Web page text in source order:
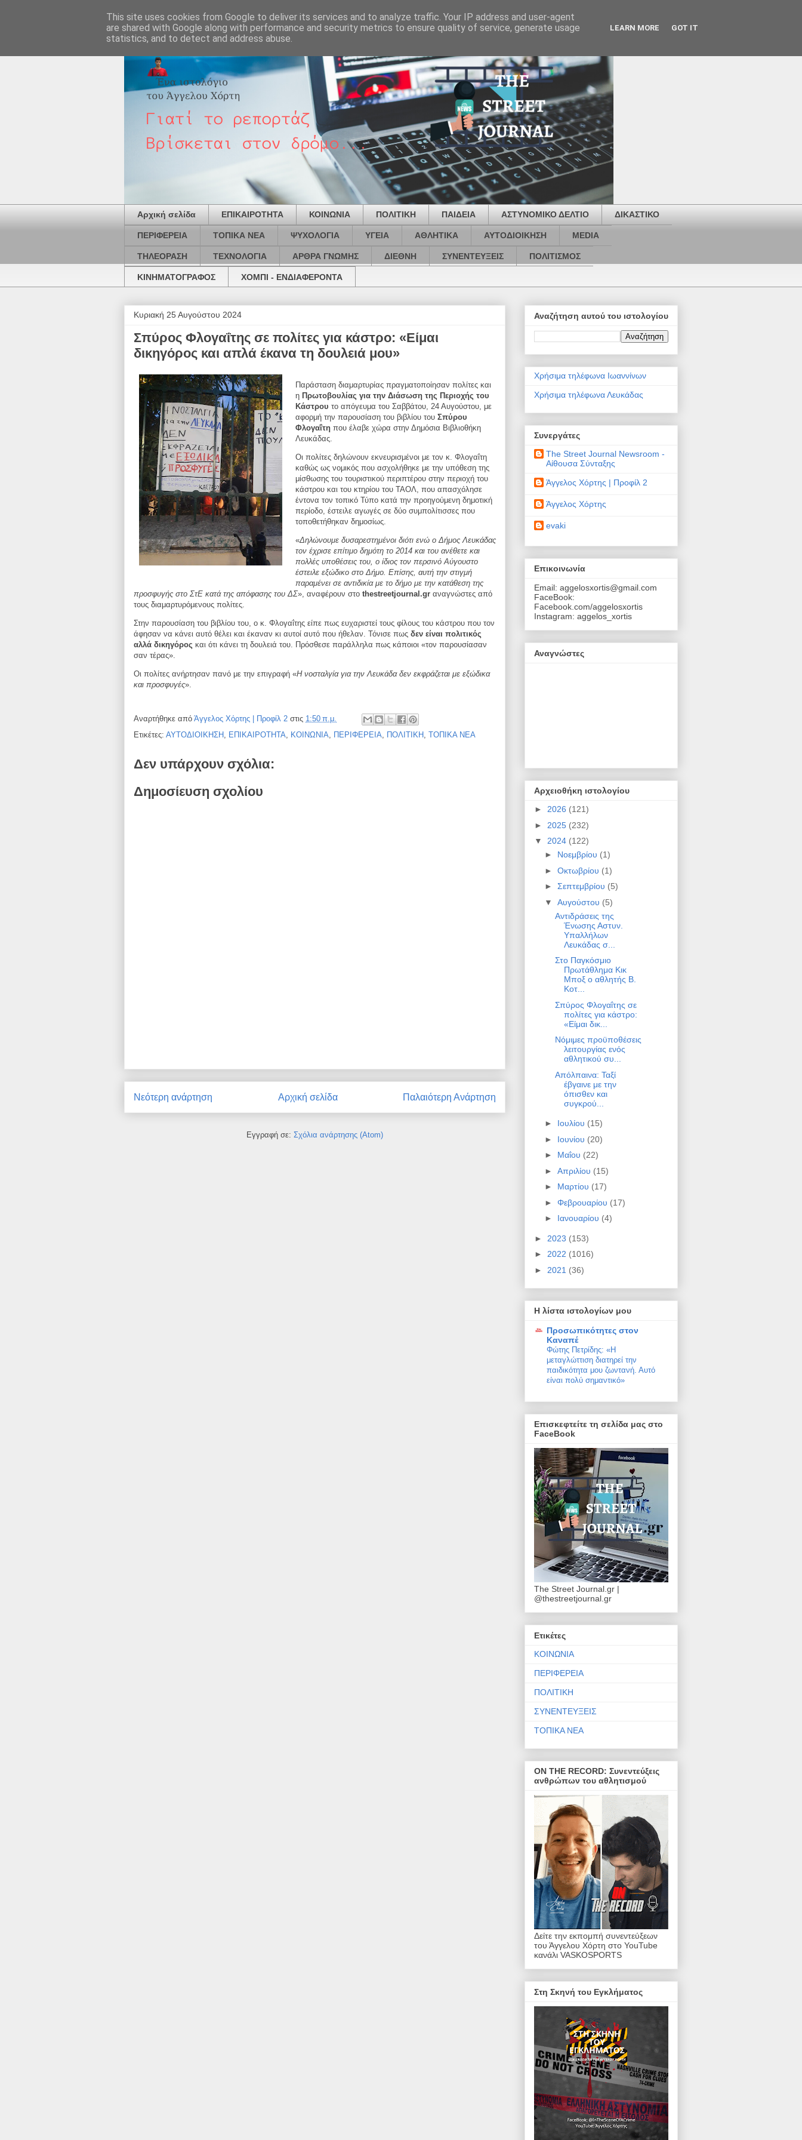
Αρχική σελίδα ΕΠΙΚΑΙΡΟΤΗΤΑ ΚΟΙΝΩΝΙΑ ΠΟΛΙΤΙΚΗ ΠΑΙΔΕΙΑ ΑΣΤΥΝΟΜΙΚΟ ΔΕΛΤΙΟ ΔΙΚΑΣΤΙΚΟ
ΠΕΡΙΦΕΡΕΙΑ ΤΟΠΙΚΑ ΝΕΑ ΨΥΧΟΛΟΓΙΑ ΥΓΕΙΑ ΑΘΛΗΤΙΚΑ ΑΥΤΟΔΙΟΙΚΗΣΗ MEDIA
ΤΗΛΕΟΡΑΣΗ ΤΕΧΝΟΛΟΓΙΑ ΑΡΘΡΑ ΓΝΩΜΗΣ ΔΙΕΘΝΗ ΣΥΝΕΝΤΕΥΞΕΙΣ ΠΟΛΙΤΙΣΜΟΣ
ΚΙΝΗΜΑΤΟΓΡΑΦΟΣ ΧΟΜΠΙ - ΕΝΔΙΑΦΕΡΟΝΤΑ
Κυριακή 25 Αυγούστου 2024
Σπύρος Φλογαΐτης σε πολίτες για κάστρο: «Είμαι
δικηγόρος και απλά έκανα τη δουλειά μου»
Παράσταση διαμαρτυρίας πραγματοποίησαν πολίτες και
η Πρωτοβουλίας για την Διάσωση της Περιοχής του
Κάστρου το απόγευμα του Σαββάτου, 24 Αυγούστου, με
αφορμή την παρουσίαση του βιβλίου του Σπύρου
Φλογαΐτη που έλαβε χώρα στην Δημόσια Βιβλιοθήκη
Λευκάδας.
Οι πολίτες δηλώνουν εκνευρισμένοι με τον κ. Φλογαΐτη
καθώς ως νομικός που ασχολήθηκε με την υπόθεση της
μίσθωσης του τουριστικού περιπτέρου στην περιοχή του
κάστρου και του κτηρίου του ΤΑΟΛ, που απασχόλησε
έντονα τον τοπικό Τύπο κατά την προηγούμενη δημοτική
περίοδο, έστειλε αγωγές σε δύο συμπολίτισσες που
τοποθετήθηκαν δημοσίως.
«Δηλώνουμε δυσαρεστημένοι διότι ενώ ο Δήμος Λευκάδας
τον έχρισε επίτιμο δημότη το 2014 και του ανέθετε και
πολλές υποθέσεις του, ο ίδιος τον περσινό Αύγουστο
έστειλε εξώδικο στο Δήμο. Επίσης, αυτή την στιγμή
παραμένει σε αντιδικία με το δήμο με την κατάθεση της
προσφυγής στο ΣτΕ κατά της απόφασης του ΔΣ», αναφέρουν στο thestreetjournal.gr αναγνώστες από
τους διαμαρτυρόμενους πολίτες.
Στην παρουσίαση του βιβλίου του, ο κ. Φλογαΐτης είπε πως ευχαριστεί τους φίλους του κάστρου που τον
άφησαν να κάνει αυτό θέλει και έκαναν κι αυτοί αυτό που ήθελαν. Τόνισε πως δεν είναι πολιτικός
αλλά δικηγόρος και ότι κάνει τη δουλειά του. Πρόσθεσε παράλληλα πως κάποιοι «τον παρουσίασαν
σαν τέρας».
Οι πολίτες ανήρτησαν πανό με την επιγραφή «Η νοσταλγία για την Λευκάδα δεν εκφράζεται με εξώδικα
και προσφυγές».
Αναρτήθηκε από Άγγελος Χόρτης | Προφίλ 2 στις 1:50 π.μ.
Ετικέτες: ΑΥΤΟΔΙΟΙΚΗΣΗ , ΕΠΙΚΑΙΡΟΤΗΤΑ, ΚΟΙΝΩΝΙΑ, ΠΕΡΙΦΕΡΕΙΑ, ΠΟΛΙΤΙΚΗ , ΤΟΠΙΚΑ ΝΕΑ
Δεν υπάρχουν σχόλια:
Δημοσίευση σχολίου
Νεότερη ανάρτηση Παλαιότερη Ανάρτηση
Αρχική σελίδα
Εγγραφή σε: Σχόλια ανάρτησης (Atom)
Αναζήτηση αυτού του ιστολογίου
Χρήσιμα τηλέφωνα Ιωαννίνων
Χρήσιμα τηλέφωνα Λευκάδας
Συνεργάτες
The Street Journal Newsroom -
Αίθουσα Σύνταξης
Άγγελος Χόρτης | Προφίλ 2
Άγγελος Χόρτης
evaki
Επικοινωνία
Email: aggelosxortis@gmail.com
FaceBook:
Facebook.com/aggelosxortis
Instagram: aggelos_xortis
Αναγνώστες
Αρχειοθήκη ιστολογίου
► 2026 (121)
► 2025 (232)
▼ 2024 (122)
► Νοεμβρίου (1)
► Οκτωβρίου (1)
► Σεπτεμβρίου (5)
▼ Αυγούστου (5)
Αντιδράσεις της
Ένωσης Αστυν.
Υπαλλήλων
Λευκάδας σ...
Στο Παγκόσμιο
Πρωτάθλημα Κικ
Μποξ ο αθλητής Β.
Κοτ...
Σπύρος Φλογαΐτης σε
πολίτες για κάστρο:
«Είμαι δικ...
Νόμιμες προϋποθέσεις
λειτουργίας ενός
αθλητικού συ...
Απόλπαινα: Ταξί
έβγαινε με την
όπισθεν και
συγκρού...
► Ιουλίου (15)
► Ιουνίου (20)
► Μαΐου (22)
► Απριλίου (15)
► Μαρτίου (17)
► Φεβρουαρίου (17)
► Ιανουαρίου (4)
► 2023 (153)
► 2022 (1016)
► 2021 (36)
Η λίστα ιστολογίων μου
Προσωπικότητες στον
Καναπέ
Φώτης Πετρίδης: «Η
μεταγλώττιση διατηρεί την
παιδικότητα μου ζωντανή. Αυτό
είναι πολύ σημαντικό»
Επισκεφτείτε τη σελίδα μας στο
FaceBook
The Street Journal.gr |
@thestreetjournal.gr
Ετικέτες
ΚΟΙΝΩΝΙΑ
ΠΕΡΙΦΕΡΕΙΑ
ΠΟΛΙΤΙΚΗ
ΣΥΝΕΝΤΕΥΞΕΙΣ
ΤΟΠΙΚΑ ΝΕΑ
ON THE RECORD: Συνεντεύξεις
ανθρώπων του αθλητισμού
Δείτε την εκπομπή συνεντεύξεων
του Άγγελου Χόρτη στο YouTube
κανάλι VASKOSPORTS
Στη Σκηνή του Εγκλήματος
This site uses cookies from Google to deliver its services and to analyze traffic. Your IP address and user-agent
are shared with Google along with performance and security metrics to ensure quality of service, generate usage
statistics, and to detect and address abuse.
LEARN MORE GOT IT